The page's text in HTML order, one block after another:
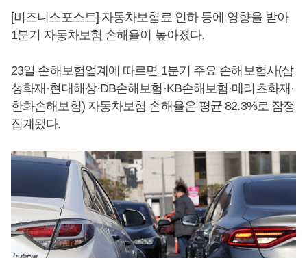
[비즈니스포스트] 자동차보험료 인하 등에 영향을 받아
1분기 자동차보험 손해율이 높아졌다.
23일 손해보험업계에 따르면 1분기 주요 손해보험사(삼
성화재·현대해상·DB손해보험·KB손해보험·메리츠화재·
한화손해보험) 자동차보험 손해율은 평균 82.3%로 잠정
집계됐다.